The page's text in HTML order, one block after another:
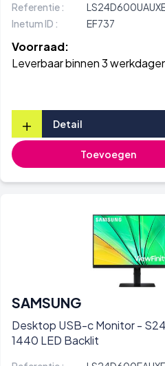
Referentie :
Inetum ID :
EF737
Voorraad:
Leverbaar binnen 3
+ Detail
Toevoegen
SAMSUNG
Desktop USB-c Monitor -
1440 LED Backlit